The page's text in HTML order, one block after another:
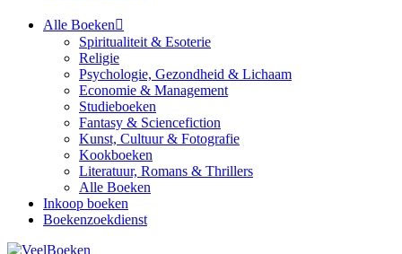
Alle Boeken
Spiritualiteit & Esoterie
Religie
Psychologie, Gezondheid & Lichaam
Economie & Management
Studieboeken
Fantasy & Sciencefiction
Kunst, Cultuur & Fotografie
Kookboeken
Literatuur, Romans & Thrillers
Alle Boeken
Inkoop boeken
Boekenzoekdienst